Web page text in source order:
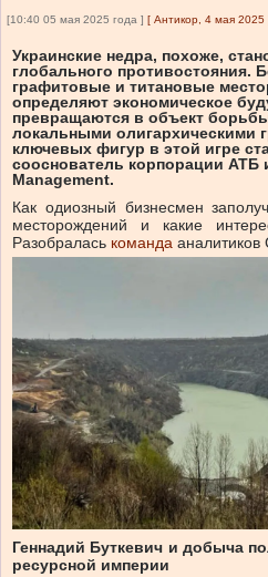
[10:40 05 мая 2025 года ] [ Антикор, 4 мая 2025
Украинские недра, похоже,
глобального противостояния.
графитовые и титановые
определяют экономическое
превращаются в объект
локальными олигархическими
ключевых фигур в этой игре
сооснователь корпорации АТБ
Management.
Как одиозный бизнесмен
месторождений и какие
Разобралась команда аналитиков
Геннадий Буткевич и добыча
ресурсной империи